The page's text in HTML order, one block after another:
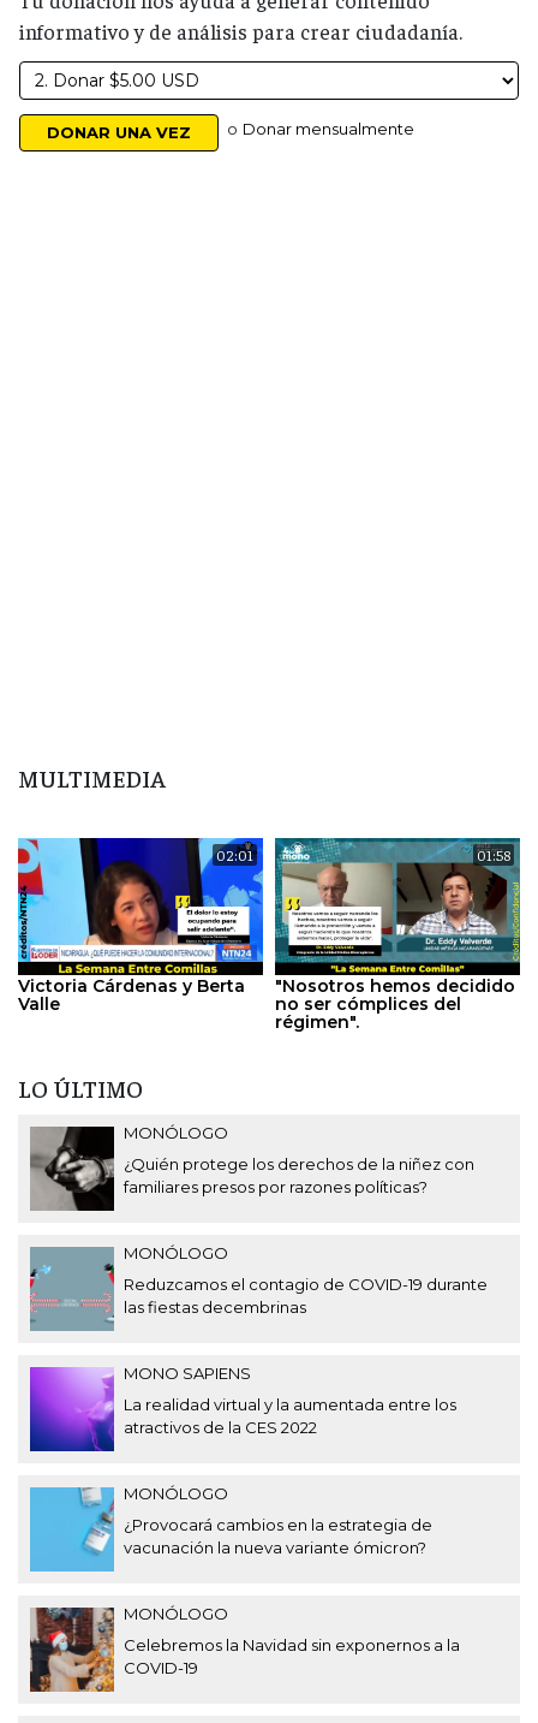
informativo y de análisis para crear ciudadanía.
o Donar mensualmente
MULTIMEDIA
02:01
Victoria Cárdenas y Berta
Valle
01:58
"Nosotros hemos decidido
no ser cómplices del
régimen".
LO ÚLTIMO
MONÓLOGO
¿Quién protege los derechos de la niñez con
familiares presos por razones políticas?
MONÓLOGO
Reduzcamos el contagio de COVID-19 durante
las fiestas decembrinas
MONO SAPIENS
La realidad virtual y la aumentada entre los
atractivos de la CES 2022
MONÓLOGO
¿Provocará cambios en la estrategia de
vacunación la nueva variante ómicron?
MONÓLOGO
Celebremos la Navidad sin exponernos a la
COVID-19